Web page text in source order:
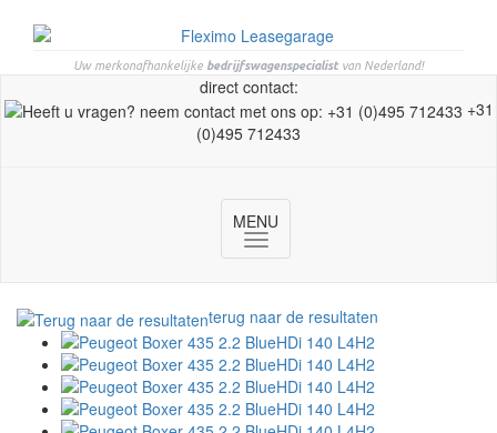
Uw merkonafhankelijke bedrijfswagenspecialistvan Nederland!
direct contact:
+31
(0)495 712433
MENU
Toggle
navigation
terug naar de resultaten